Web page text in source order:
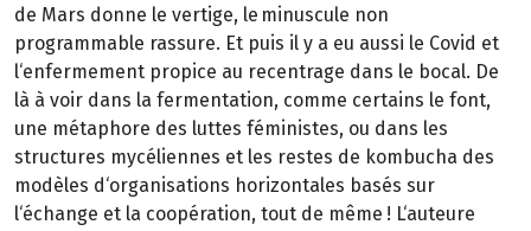
de Mars donne le vertige, le minuscule non
programmable rassure. Et puis il y a eu aussi le Covid et
l‘enfermement propice au recentrage dans le bocal. De
là à voir dans la fermentation, comme certains le font,
une métaphore des luttes féministes, ou dans les
structures mycéliennes et les restes de kombucha des
modèles d‘organisations horizontales basés sur
l‘échange et la coopération, tout de même ! L‘auteure